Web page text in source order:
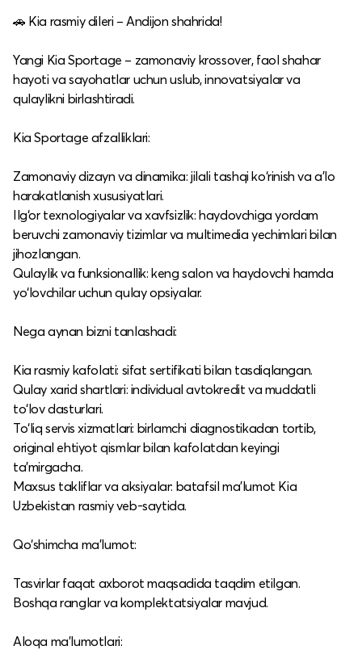
🚗 Kia rasmiy dileri – Andijon shahrida!
Yangi Kia Sportage – zamonaviy krossover, faol shahar
hayoti va sayohatlar uchun uslub, innovatsiyalar va
qulaylikni birlashtiradi.​
Kia Sportage afzalliklari:
Zamonaviy dizayn va dinamika: jilali tashqi ko‘rinish va a’lo
harakatlanish xususiyatlari.​
Ilg‘or texnologiyalar va xavfsizlik: haydovchiga yordam
beruvchi zamonaviy tizimlar va multimedia yechimlari bilan
jihozlangan.​
Qulaylik va funksionallik: keng salon va haydovchi hamda
yo‘lovchilar uchun qulay opsiyalar.​
Nega aynan bizni tanlashadi:
Kia rasmiy kafolati: sifat sertifikati bilan tasdiqlangan.​
Qulay xarid shartlari: individual avtokredit va muddatli
to‘lov dasturlari.​
To‘liq servis xizmatlari: birlamchi diagnostikadan tortib,
original ehtiyot qismlar bilan kafolatdan keyingi
ta’mirgacha.​
Maxsus takliflar va aksiyalar: batafsil ma’lumot Kia
Uzbekistan rasmiy veb-saytida.​
Qo‘shimcha ma’lumot:
Tasvirlar faqat axborot maqsadida taqdim etilgan.​
Boshqa ranglar va komplektatsiyalar mavjud.​
Aloqa ma’lumotlari: